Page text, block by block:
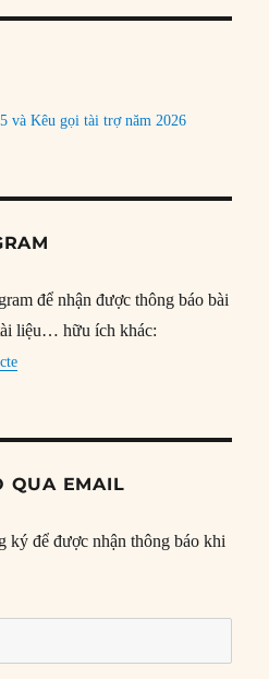
và Kêu gọi tài trợ năm 2026
để nhận được thông báo bài
liệu… hữu ích khác:
QUA EMAIL
ký để được nhận thông báo khi